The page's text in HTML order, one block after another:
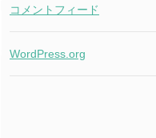
コメントフィード
WordPress.org